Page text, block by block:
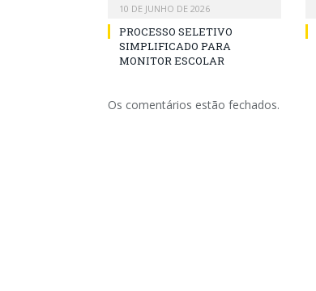
10 DE JUNHO DE 2026
PROCESSO SELETIVO
SIMPLIFICADO PARA
MONITOR ESCOLAR
Os comentários estão fechados.